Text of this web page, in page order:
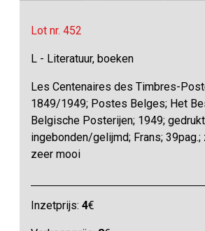
Lot nr. 452
L - Literatuur, boeken
Les Centenaires des Timbres-
1849/1949; Postes Belges; Het
Belgische Posterijen; 1949;
ingebonden/gelijmd; Frans;
zeer mooi
Inzetprijs:4€